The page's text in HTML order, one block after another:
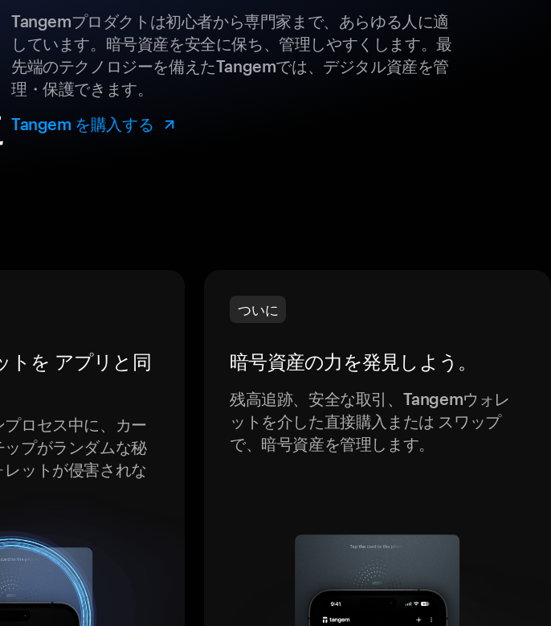
Tangemプロダクトは初心者から専門家まで、あらゆる人に適
しています。暗号資産を安全に保ち、管理しやすくします。最
先端のテクノロジーを備えたTangemでは、デジタル資産を管
理・保護できます。
Tangem を購入する
トを アプリと同
ロセス中に、カー
ップがランダムな秘
ットが侵害されな
ついに
暗号資産の力を発見しよう。
残高追跡、安全な取引、Tangemウォレ
ットを介した直接購入または スワップ
で、暗号資産を管理します。